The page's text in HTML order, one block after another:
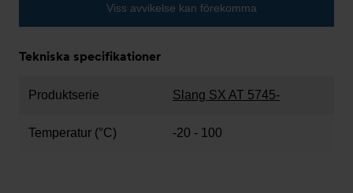
Viss avvikelse kan förekomma
Tekniska specifikationer
Produktserie Slang SX AT 5745-
Temperatur (°C) -20 - 100